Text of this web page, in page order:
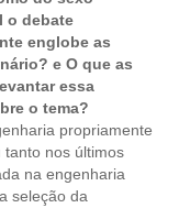
o debate
englobe as
e O que as
essa
o tema?
propriamente
nos últimos
na engenharia
seleção da